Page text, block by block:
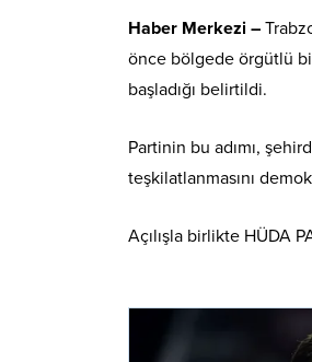
Haber Merkezi –
önce bölgede örgütlü
başladığı belirtildi.
Partinin bu adımı,
teşkilatlanmasını
Açılışla birlikte HÜDA